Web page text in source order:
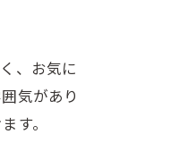
、お気に
気があり
す。